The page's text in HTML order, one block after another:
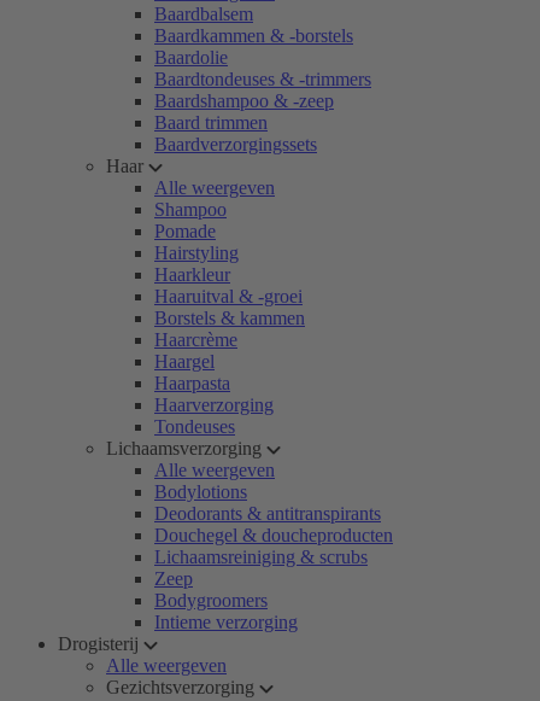
Baardbalsem
Baardkammen & -borstels
Baardolie
Baardtondeuses & -trimmers
Baardshampoo & -zeep
Baard trimmen
Baardverzorgingssets
Haar
Alle weergeven
Shampoo
Pomade
Hairstyling
Haarkleur
Haaruitval & -groei
Borstels & kammen
Haarcrème
Haargel
Haarpasta
Haarverzorging
Tondeuses
Lichaamsverzorging
Alle weergeven
Bodylotions
Deodorants & antitranspirants
Douchegel & doucheproducten
Lichaamsreiniging & scrubs
Zeep
Bodygroomers
Intieme verzorging
Drogisterij
Alle weergeven
Gezichtsverzorging